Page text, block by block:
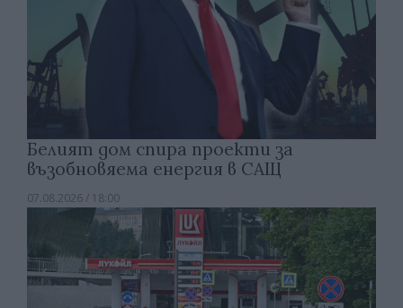
Белият дом спира проекти за
възобновяема енергия в САЩ
07.08.2026 / 18:00